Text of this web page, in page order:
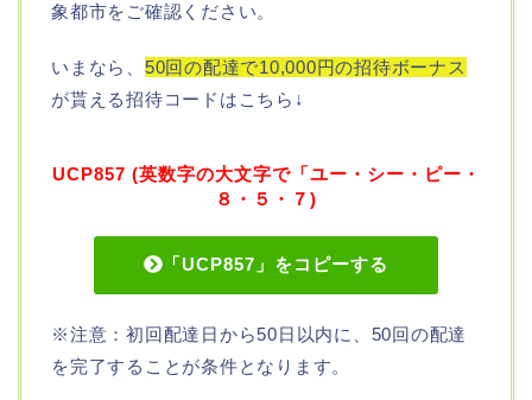
象都市をご確認ください。
いまなら、 50回の配達で10,000円の招待ボーナス
が貰える招待コードはこちら↓
UCP857 (英数字の大文字で「ユー・シー・ピー・
８・５・７)
「UCP857」をコピーする
※注意：初回配達日から50日以内に、50回の配達
を完了することが条件となります。